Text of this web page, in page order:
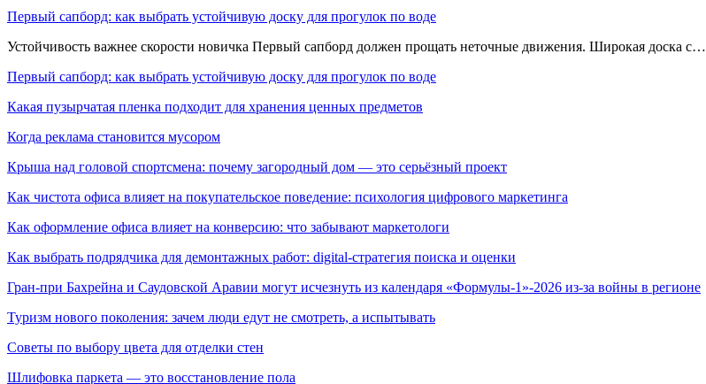
Первый сапборд: как выбрать устойчивую доску для прогулок по воде
Устойчивость важнее скорости новичка Первый сапборд должен прощать неточные движения. Широкая доска с…
Первый сапборд: как выбрать устойчивую доску для прогулок по воде
Какая пузырчатая пленка подходит для хранения ценных предметов
Когда реклама становится мусором
Крыша над головой спортсмена: почему загородный дом — это серьёзный проект
Как чистота офиса влияет на покупательское поведение: психология цифрового маркетинга
Как оформление офиса влияет на конверсию: что забывают маркетологи
Как выбрать подрядчика для демонтажных работ: digital-стратегия поиска и оценки
Гран-при Бахрейна и Саудовской Аравии могут исчезнуть из календаря «Формулы-1»-2026 из-за войны в регионе
Туризм нового поколения: зачем люди едут не смотреть, а испытывать
Советы по выбору цвета для отделки стен
Шлифовка паркета — это восстановление пола